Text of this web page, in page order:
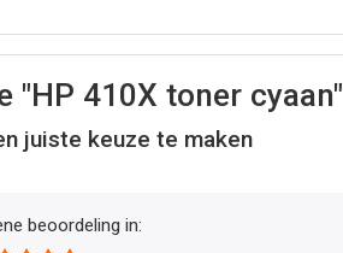
"HP 410X toner cyaan"
juiste keuze te maken
beoordeling in: